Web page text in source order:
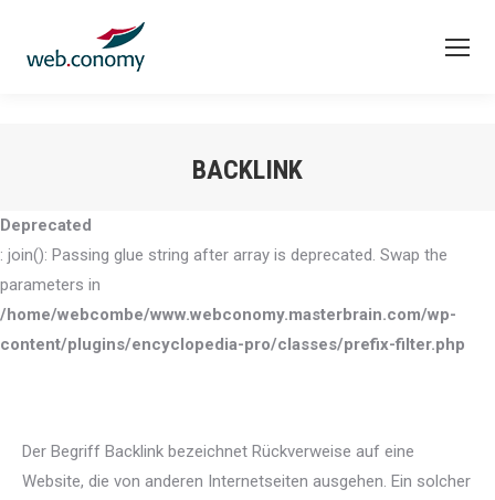
Deprecated
: join(): Passing glue string after array is deprecated. Swap the
parameters in
/home/webcombe/www.webconomy.masterbrain.com/wp-
content/plugins/encyclopedia-pro/classes/prefix-filter.php
BACKLINK
Der Begriff Backlink bezeichnet Rückverweise auf eine
Website, die von anderen Internetseiten ausgehen. Ein solcher